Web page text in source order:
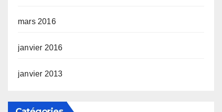
mars 2016
janvier 2016
janvier 2013